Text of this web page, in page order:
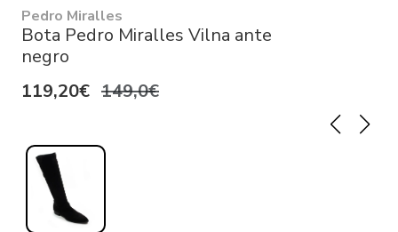
Pedro Miralles
Bota Pedro Miralles Vilna ante
negro
119,20€ 149,0€